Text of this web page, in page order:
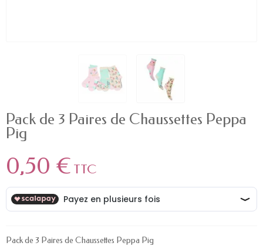
Pack de 3 Paires de Chaussettes Peppa
Pig
0,50 € TTC
Pack de 3 Paires de Chaussettes Peppa Pig